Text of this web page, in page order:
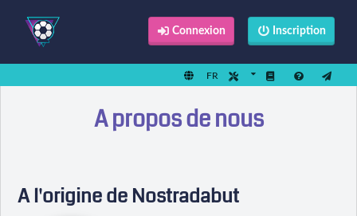
Connexion Inscription
FR
A propos de nous
A l'origine de Nostradabut